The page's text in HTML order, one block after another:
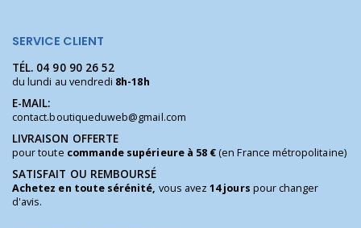
SERVICE CLIENT
TÉL. 04 90 90 26 52
du lundi au vendredi 8h-18h
E-MAIL:
contact.boutiqueduweb@gmail.com
LIVRAISON OFFERTE
pour toute commande supérieure à 58 €(en France métropolitaine)
SATISFAIT OU REMBOURSÉ
Achetez en toute sérénité, vous avez14 jours pour changer
d'avis.